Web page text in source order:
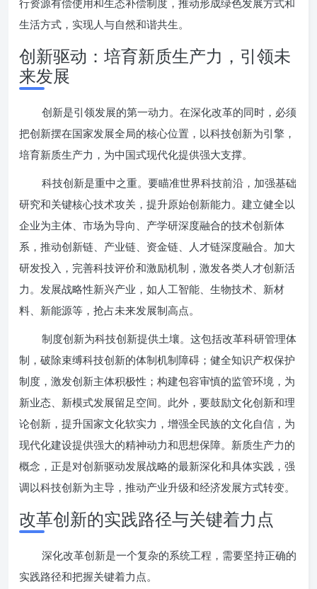
行资源有偿使用和生态补偿制度，推动形成绿色发展方式和
生活方式，实现人与自然和谐共生。
创新驱动：培育新质生产力，引领未
来发展
创新是引领发展的第一动力。在深化改革的同时，必须
把创新摆在国家发展全局的核心位置，以科技创新为引擎，
培育新质生产力，为中国式现代化提供强大支撑。
科技创新是重中之重。要瞄准世界科技前沿，加强基础
研究和关键核心技术攻关，提升原始创新能力。建立健全以
企业为主体、市场为导向、产学研深度融合的技术创新体
系，推动创新链、产业链、资金链、人才链深度融合。加大
研发投入，完善科技评价和激励机制，激发各类人才创新活
力。发展战略性新兴产业，如人工智能、生物技术、新材
料、新能源等，抢占未来发展制高点。
制度创新为科技创新提供土壤。这包括改革科研管理体
制，破除束缚科技创新的体制机制障碍；健全知识产权保护
制度，激发创新主体积极性；构建包容审慎的监管环境，为
新业态、新模式发展留足空间。此外，要鼓励文化创新和理
论创新，提升国家文化软实力，增强全民族的文化自信，为
现代化建设提供强大的精神动力和思想保障。新质生产力的
概念，正是对创新驱动发展战略的最新深化和具体实践，强
调以科技创新为主导，推动产业升级和经济发展方式转变。
改革创新的实践路径与关键着力点
深化改革创新是一个复杂的系统工程，需要坚持正确的
实践路径和把握关键着力点。